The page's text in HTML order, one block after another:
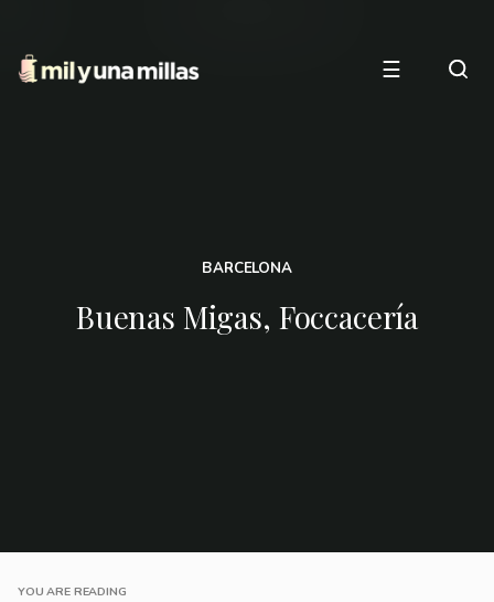
☰
BARCELONA
Buenas Migas, Foccacería
YOU ARE READING